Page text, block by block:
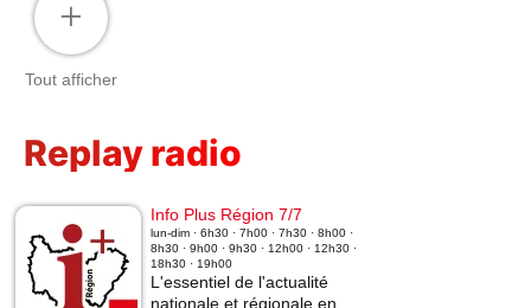
+
Tout afficher
Replay radio
Info Plus Région 7/7
lun-dim · 6h30 · 7h00 · 7h30 · 8h00 ·
8h30 · 9h00 · 9h30 · 12h00 · 12h30 ·
18h30 · 19h00
L'essentiel de l'actualité
nationale et régionale en